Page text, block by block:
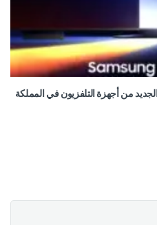
من أجهزة التلفزيون في المملكة